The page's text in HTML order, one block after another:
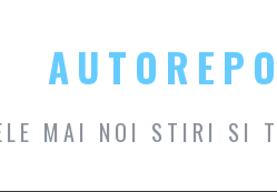
MAI NOI STIRI SI